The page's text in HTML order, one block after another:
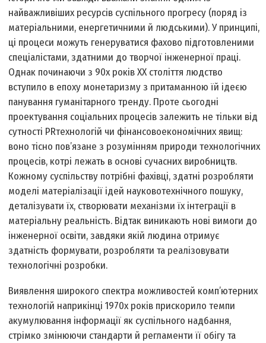
найважливіших ресурсів суспільного прогресу (поряд із
матеріальними, енергетичними й людськими). У принципі,
ці процеси можуть генеруватися фахово підготовленими
спеціалістами, здатними до творчої інженерної праці.
Однак починаючи з 90­х років ХХ століття людство
вступило в епоху монетаризму з притаманною їй ідеєю
панування гуманітарного тренду. Проте сьогодні
проектування соціальних процесів залежить не тільки від
сутності PR­технологій чи фінансово­економічних явищ:
воно тісно пов’язане з розумінням природи технологічних
процесів, котрі лежать в основі сучасних виробництв.
Кожному суспільству потрібні фахівці, здатні розробляти
моделі матеріалізації ідей науково­технічного пошуку,
деталізувати їх, створювати механізми їх інтеграції в
матеріальну реальність. Відтак виникають нові вимоги до
інженерної освіти, завдяки якій людина отримує
здатність формувати, розробляти та реалізовувати
технологічні розробки.
Виявлення широкого спектра можливостей комп’ютерних
технологій наприкінці 1970­х років прискорило темпи
акумулювання інформації як суспільного надбання,
стрімко змінюючи стандарти й регламенти її обігу та